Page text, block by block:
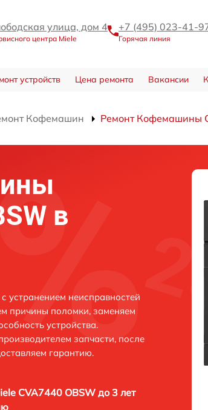
улица, дом 4
центра Miele
+7 (495) 023-41-
Горячая линия
устройств Цена ремонта Вакансии
Кофемашин Ремонт Кофемашины
в
устранением неисправностей
причины поломки, заменяем
устройства.
запчасти, после
гарантию.
CVA7440 OBSW до 3 лет